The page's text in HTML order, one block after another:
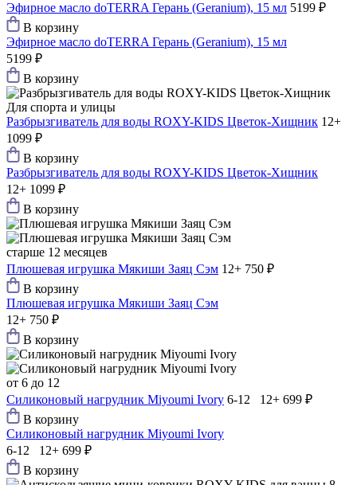
Эфирное масло doTERRA Герань (Gеranium), 15 мл 5199 ₽
В корзину
Эфирное масло doTERRA Герань (Gеranium), 15 мл
5199 ₽
В корзину
Для спорта и улицы
Разбрызгиватель для воды ROXY-KIDS Цветок-Хищник 12+
1099 ₽
В корзину
Разбрызгиватель для воды ROXY-KIDS Цветок-Хищник
12+ 1099 ₽
В корзину
старше 12 месяцев
Плюшевая игрушка Мякиши Заяц Сэм 12+ 750 ₽
В корзину
Плюшевая игрушка Мякиши Заяц Сэм
12+ 750 ₽
В корзину
от 6 до 12
Силиконовый нагрудник Мiyoumi Ivory 6-12 12+ 699 ₽
В корзину
Силиконовый нагрудник Мiyoumi Ivory
6-12 12+ 699 ₽
В корзину